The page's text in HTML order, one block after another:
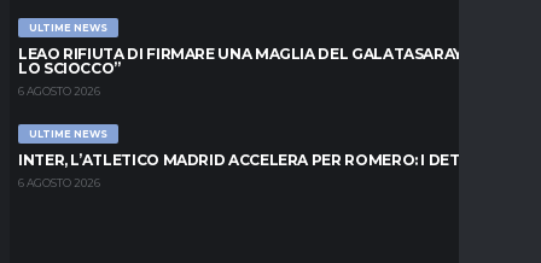
ULTIME NEWS
LEAO RIFIUTA DI FIRMARE UNA MAGLIA DEL GALATASARAY: “FAI
LO SCIOCCO”
6 AGOSTO 2026
ULTIME NEWS
INTER, L’ATLETICO MADRID ACCELERA PER ROMERO: I DETTAGLI
6 AGOSTO 2026